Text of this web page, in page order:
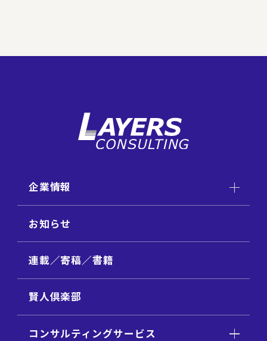
企業情報
お知らせ
連載／寄稿／書籍
賢人倶楽部
コンサルティングサービス